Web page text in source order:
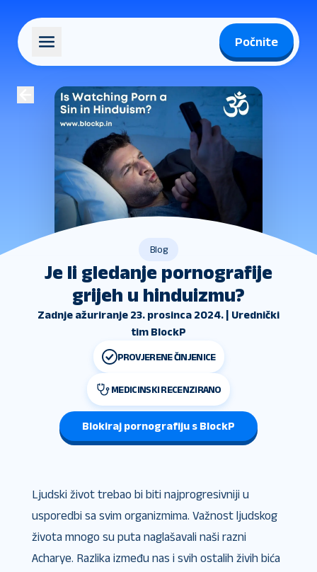
Počnite
Blog
Je li gledanje pornografije
grijeh u hinduizmu?
Zadnje ažuriranje 23. prosinca 2024. | Urednički
tim BlockP
PROVJERENE ČINJENICE
MEDICINSKI RECENZIRANO
Blokiraj pornografiju s BlockP
Ljudski život trebao bi biti najprogresivniji u
usporedbi sa svim organizmima. Važnost ljudskog
života mnogo su puta naglašavali naši razni
Acharye. Razlika između nas i svih ostalih živih bića